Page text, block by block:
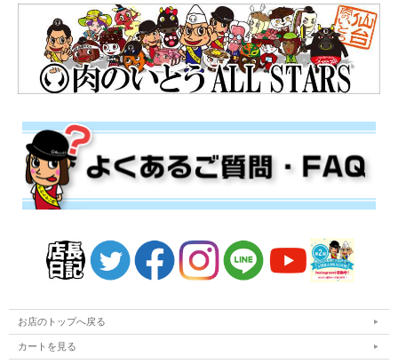
お店のトップへ戻る
カートを見る